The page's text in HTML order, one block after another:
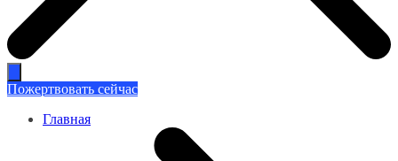
Пожертвовать сейчас
Главная